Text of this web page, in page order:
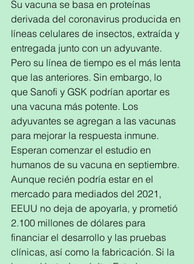
Su vacuna se basa en proteínas
derivada del coronavirus producida en
líneas celulares de insectos, extraída y
entregada junto con un adyuvante.
Pero su línea de tiempo es el más lenta
que las anteriores. Sin embargo, lo
que Sanofi y GSK podrían aportar es
una vacuna más potente. Los
adyuvantes se agregan a las vacunas
para mejorar la respuesta inmune.
Esperan comenzar el estudio en
humanos de su vacuna en septiembre.
Aunque recién podría estar en el
mercado para mediados del 2021,
EEUU no deja de apoyarla, y prometió
2.100 millones de dólares para
financiar el desarrollo y las pruebas
clínicas, así como la fabricación. Si la